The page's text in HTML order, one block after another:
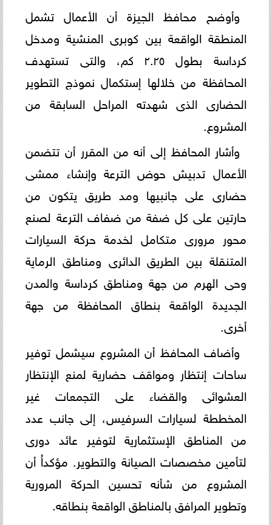
وأوضح محافظ الجيزة أن الأعمال تشمل
المنطقة الواقعة بين كوبرى المنشية ومدخل
كرداسة بطول ٢.٢٥ كم، والتى تستهدف
المحافظة من خلالها إستكمال نموذج التطوير
الحضارى الذى شهدته المراحل السابقة من
المشروع.
وأشار المحافظ إلى أنه من المقرر أن تتضمن
الأعمال تدبيش حوض الترعة وإنشاء ممشى
حضارى على جانبيها ومد طريق يتكون من
حارتين على كل ضفة من ضفاف الترعة لصنع
محور مرورى متكامل لخدمة حركة السيارات
المتنقلة بين الطريق الدائرى ومناطق الرماية
وحى الهرم من جهة ومناطق كرداسة والمدن
الجديدة الواقعة بنطاق المحافظة من جهة
أخرى.
وأضاف المحافظ أن المشروع سيشمل توفير
ساحات إنتظار ومواقف حضارية لمنع الإنتظار
العشوائى والقضاء على التجمعات غير
المخططة لسيارات السرفيس، إلى جانب عدد
من المناطق الإستثمارية لتوفير عائد دورى
لتأمين مخصصات الصيانة والتطوير. مؤكداُ أن
المشروع من شأنه تحسين الحركة المرورية
وتطوير المرافق بالمناطق الواقعة بنطاقه.